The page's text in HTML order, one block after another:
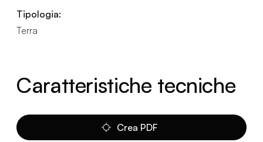
Tipologia:
Terra
Caratteristiche tecniche
Crea PDF